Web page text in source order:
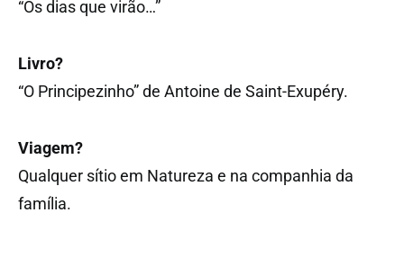
“Os dias que virão…”
Livro?
“O Principezinho” de Antoine de Saint-Exupéry.
Viagem?
Qualquer sítio em Natureza e na companhia da
família.